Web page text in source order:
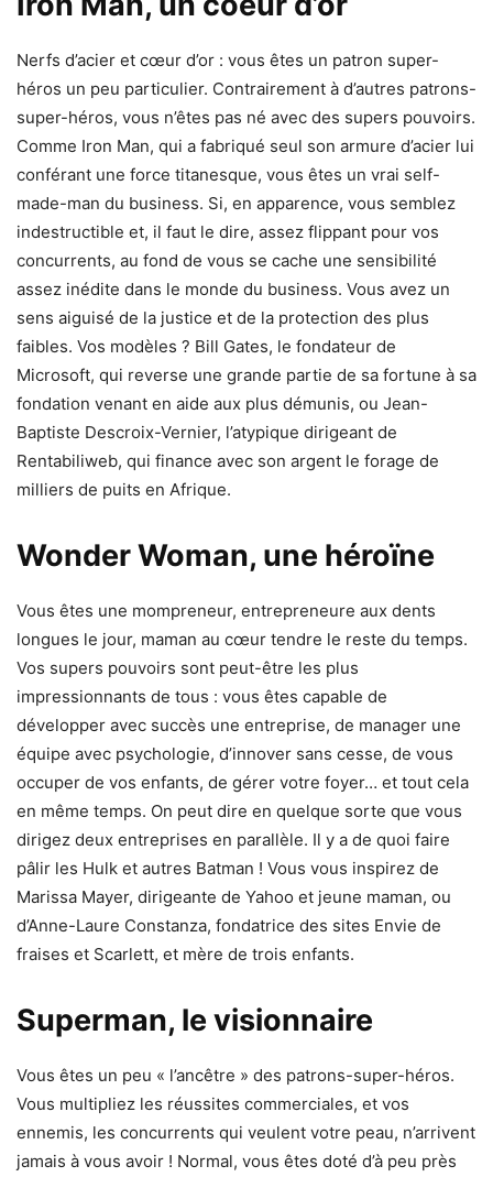
Nerfs d’acier et cœur d’or : vous êtes un patron super-
héros un peu particulier. Contrairement à d’autres patrons-
super-héros, vous n’êtes pas né avec des supers pouvoirs.
Comme Iron Man, qui a fabriqué seul son armure d’acier lui
conférant une force titanesque, vous êtes un vrai self-
made-man du business. Si, en apparence, vous semblez
indestructible et, il faut le dire, assez flippant pour vos
concurrents, au fond de vous se cache une sensibilité
assez inédite dans le monde du business. Vous avez un
sens aiguisé de la justice et de la protection des plus
faibles. Vos modèles ? Bill Gates, le fondateur de
Microsoft, qui reverse une grande partie de sa fortune à sa
fondation venant en aide aux plus démunis, ou Jean-
Baptiste Descroix-Vernier, l’atypique dirigeant de
Rentabiliweb, qui finance avec son argent le forage de
milliers de puits en Afrique.
Wonder Woman, une héroïne
Vous êtes une mompreneur, entrepreneure aux dents
longues le jour, maman au cœur tendre le reste du temps.
Vos supers pouvoirs sont peut-être les plus
impressionnants de tous : vous êtes capable de
développer avec succès une entreprise, de manager une
équipe avec psychologie, d’innover sans cesse, de vous
occuper de vos enfants, de gérer votre foyer… et tout cela
en même temps. On peut dire en quelque sorte que vous
dirigez deux entreprises en parallèle. Il y a de quoi faire
pâlir les Hulk et autres Batman ! Vous vous inspirez de
Marissa Mayer, dirigeante de Yahoo et jeune maman, ou
d’Anne-Laure Constanza, fondatrice des sites Envie de
fraises et Scarlett, et mère de trois enfants.
Superman, le visionnaire
Vous êtes un peu « l’ancêtre » des patrons-super-héros.
Vous multipliez les réussites commerciales, et vos
ennemis, les concurrents qui veulent votre peau, n’arrivent
jamais à vous avoir ! Normal, vous êtes doté d’à peu près